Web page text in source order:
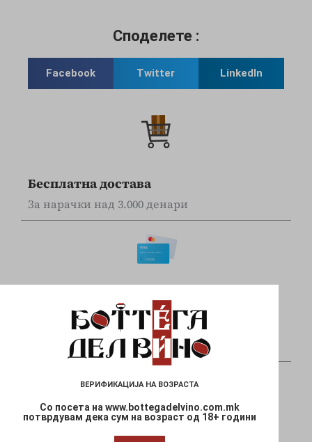
Споделете :
Facebook Twitter LinkedIn
Бесплатна достава
За нарачки над 3.000 денари
Online наплата
Плаќајте сигурно и безбедно со вашите Visa
и Mastercard
ВЕРИФИКАЦИЈА НА ВОЗРАСТА
Со посета на www.bottegadelvino.com.mk
потврдувам дека сум на возраст од 18+ години